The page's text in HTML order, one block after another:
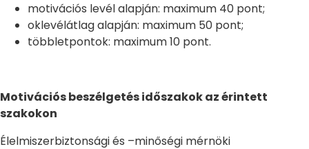
motivációs levél alapján: maximum 40 pont;
oklevélátlag alapján: maximum 50 pont;
többletpontok: maximum 10 pont.
Motivációs beszélgetés időszakok az érintett
szakokon
Élelmiszerbiztonsági és –minőségi mérnöki